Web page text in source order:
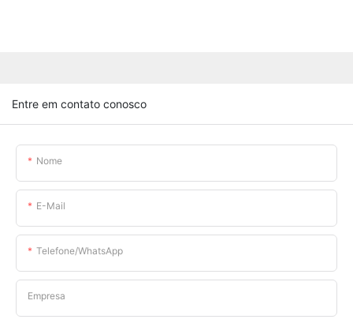
Entre em contato conosco
Nome
E-Mail
Telefone/WhatsApp
Empresa